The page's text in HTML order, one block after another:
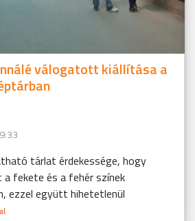
válogatott kiállítása a
tárlat érdekessége, hogy
fekete és a fehér színek
ezzel együtt hihetetlenül